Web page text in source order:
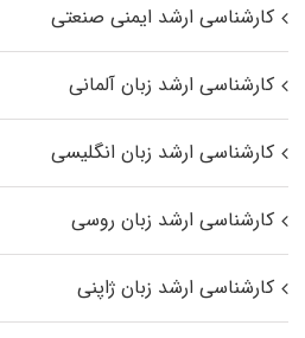
کارشناسی ارشد ایمنی صنعتی
کارشناسی ارشد زبان آلمانی
کارشناسی ارشد زبان انگلیسی
کارشناسی ارشد زبان روسی
کارشناسی ارشد زبان ژاپنی